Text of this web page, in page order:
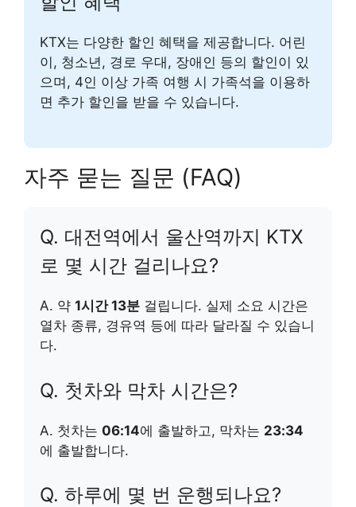
KTX는 다양한 할인 혜택을 제공합니다. 어린
이, 청소년, 경로 우대, 장애인 등의 할인이 있
으며, 4인 이상 가족 여행 시 가족석을 이용하
면 추가 할인을 받을 수 있습니다.
자주 묻는 질문 (FAQ)
Q. 대전역에서 울산역까지 KTX
로 몇 시간 걸리나요?
A. 약 1시간 13분 걸립니다. 실제 소요 시간은
열차 종류, 경유역 등에 따라 달라질 수 있습니
다.
Q. 첫차와 막차 시간은?
A. 첫차는 06:14에 출발하고, 막차는 23:34
에 출발합니다.
Q. 하루에 몇 번 운행되나요?